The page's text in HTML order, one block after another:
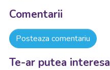
Comentarii
Posteaza comentariu
Te-ar putea interesa